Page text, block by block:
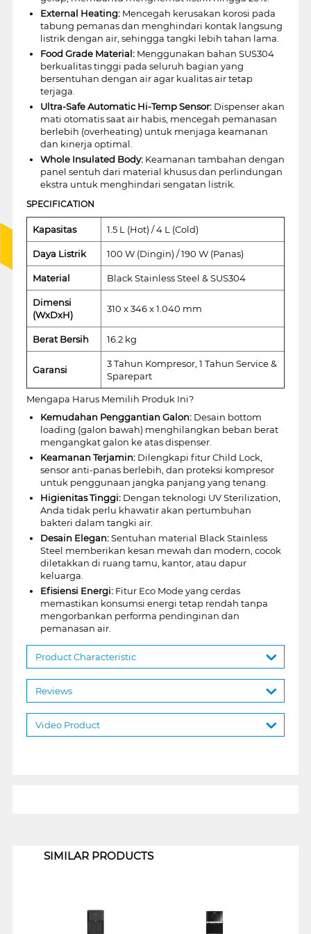
External Heating:Mencegah kerusakan korosi pada
tabung pemanas dan menghindari kontak langsung
listrik dengan air, sehingga tangki lebih tahan lama.
Food Grade Material:Menggunakan bahan SUS304
berkualitas tinggi pada seluruh bagian yang
bersentuhan dengan air agar kualitas air tetap
terjaga.
Ultra-Safe Automatic Hi-Temp Sensor:Dispenser akan
mati otomatis saat air habis, mencegah pemanasan
berlebih (overheating) untuk menjaga keamanan
dan kinerja optimal.
Whole Insulated Body:Keamanan tambahan dengan
panel sentuh dari material khusus dan perlindungan
ekstra untuk menghindari sengatan listrik.
SPECIFICATION
Kapasitas 1.5 L (Hot) / 4 L (Cold)
Daya Listrik 100 W (Dingin) / 190 W (Panas)
Material Black Stainless Steel & SUS304
Dimensi
(WxDxH)
310 x 346 x 1.040 mm
Berat Bersih 16.2 kg
Garansi
3 Tahun Kompresor, 1 Tahun Service &
Sparepart
Mengapa Harus Memilih Produk Ini?
Kemudahan Penggantian Galon:Desain bottom
loading (galon bawah) menghilangkan beban berat
mengangkat galon ke atas dispenser.
Keamanan Terjamin:Dilengkapi fitur Child Lock,
sensor anti-panas berlebih, dan proteksi kompresor
untuk penggunaan jangka panjang yang tenang.
Higienitas Tinggi:Dengan teknologi UV Sterilization,
Anda tidak perlu khawatir akan pertumbuhan
bakteri dalam tangki air.
Desain Elegan:Sentuhan material Black Stainless
Steel memberikan kesan mewah dan modern, cocok
diletakkan di ruang tamu, kantor, atau dapur
keluarga.
Efisiensi Energi:Fitur Eco Mode yang cerdas
memastikan konsumsi energi tetap rendah tanpa
mengorbankan performa pendinginan dan
pemanasan air.
Product Characteristic
Reviews
Video Product
SIMILAR PRODUCTS